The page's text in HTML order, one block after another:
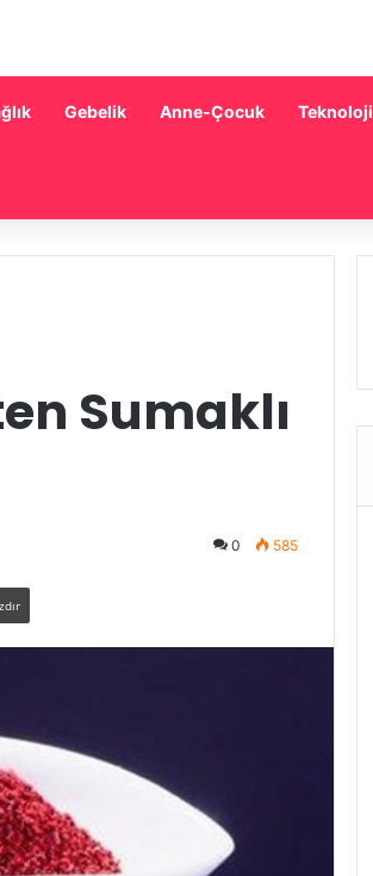
Gebelik Anne-Çocuk Teknoloji
Sumaklı
0 585